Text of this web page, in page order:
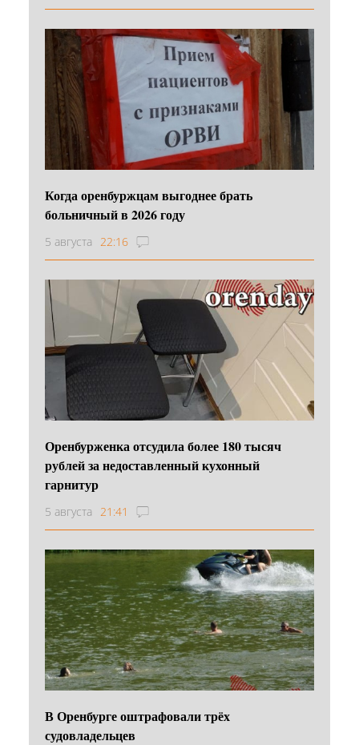
Когда оренбуржцам выгоднее брать
больничный в 2026 году
5 августа 22:16
Оренбурженка отсудила более 180 тысяч
рублей за недоставленный кухонный
гарнитур
5 августа 21:41
В Оренбурге оштрафовали трёх
судовладельцев